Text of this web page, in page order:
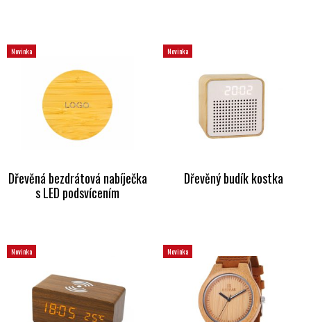
Novinka
Dřevěná bezdrátová nabíječka
s LED podsvícením
Novinka
Dřevěný budík kostka
Novinka Novinka